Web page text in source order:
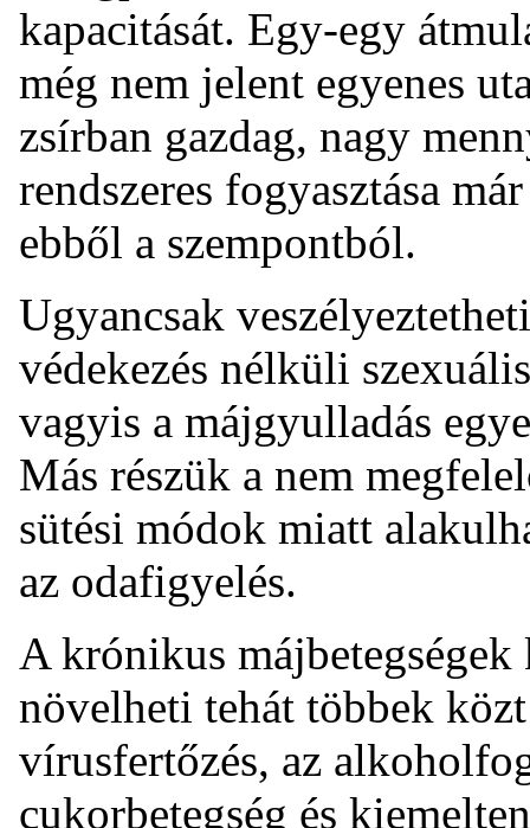
kapacitását. Egy-egy
még nem jelent egyenes
zsírban gazdag, nagy
rendszeres fogyasztása
ebből a szempontból.
Ugyancsak
védekezés nélküli
vagyis a májgyulladás
Más részük a nem
sütési módok miatt
az odafigyelés.
A krónikus
növelheti tehát többek
vírusfertőzés, az
cukorbetegség és